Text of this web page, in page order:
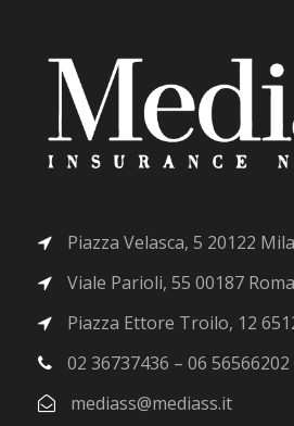
Piazza Velasca, 5 20122
Viale Parioli, 55 00187
Piazza Ettore Troilo, 12
02 36737436 – 06
mediass@mediass.it